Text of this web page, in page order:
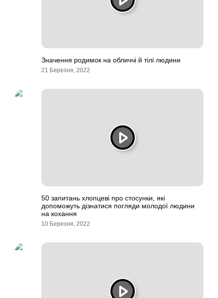
Значення родимок на обличчі й тілі людини
21 Березня, 2022
50 запитань хлопцеві про стосунки, які
допоможуть дізнатися погляди молодої людини
на кохання
10 Березня, 2022